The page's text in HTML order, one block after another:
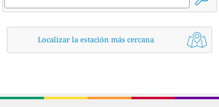
Localizar la estación más cercana